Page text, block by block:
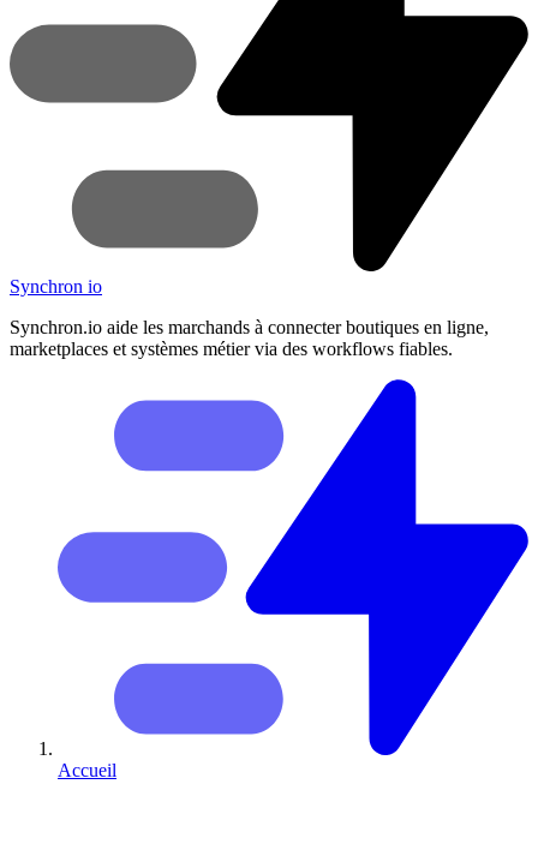
Synchron io
Synchron.io aide les marchands à connecter boutiques en ligne,
marketplaces et systèmes métier via des workflows fiables.
Accueil